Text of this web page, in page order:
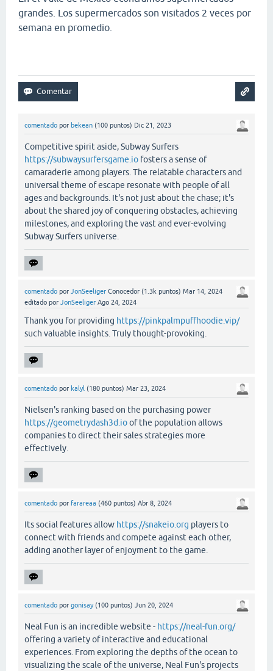
grandes. Los supermercados son visitados 2 veces por
semana en promedio.
comentado por bekean (100 puntos) Dic 21, 2023
Competitive spirit aside, Subway Surfers
https://subwaysurfersgame.io fosters a sense of
camaraderie among players. The relatable characters and
universal theme of escape resonate with people of all
ages and backgrounds. It's not just about the chase; it's
about the shared joy of conquering obstacles, achieving
milestones, and exploring the vast and ever-evolving
Subway Surfers universe.
comentado por JonSeeliger Conocedor (1.3k puntos) Mar 14, 2024
editado por JonSeeliger Ago 24, 2024
Thank you for providing https://pinkpalmpuffhoodie.vip/
such valuable insights. Truly thought-provoking.
comentado por kalyl (180 puntos) Mar 23, 2024
Nielsen's ranking based on the purchasing power
https://geometrydash3d.ioof the population allows
companies to direct their sales strategies more
effectively.
comentado por farareaa (460 puntos) Abr 8, 2024
Its social features allow https://snakeio.org players to
connect with friends and compete against each other,
adding another layer of enjoyment to the game.
comentado por gonisay (100 puntos) Jun 20, 2024
Neal Fun is an incredible website - https://neal-fun.org/
offering a variety of interactive and educational
experiences. From exploring the depths of the ocean to
visualizing the scale of the universe, Neal Fun's projects